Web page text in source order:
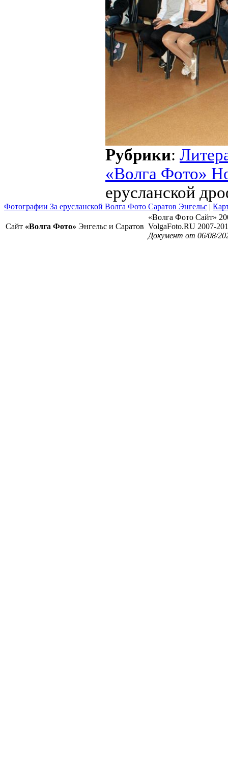
Рубрики:
«Волга Фото»
ерусланской
Фотографии За ерусланской Волга Фото Саратов Энгельс |
Сайт «Волга Фото» Энгельс и Саратов
«Волга Фото Сайт»
VolgaFoto.RU 2007-
Документ от 06/08/